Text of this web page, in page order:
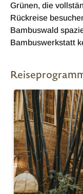
Grünen, die
Rückreise
Bambuswald
Bambuswerkstatt